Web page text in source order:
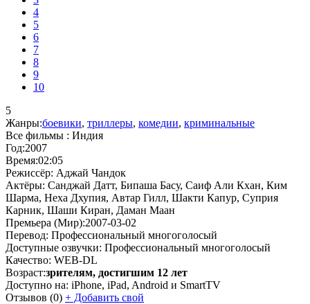
4
5
6
7
8
9
10
5
Жанры:боевики, триллеры, комедии, криминальные
Все фильмы : Индия
Год:2007
Время:02:05
Режиссёр: Аджай Чандок
Актёры: Санджай Датт, Бипаша Басу, Саиф Али Кхан, Ким
Шарма, Неха Дхупия, Автар Гилл, Шакти Капур, Суприя
Карник, Шаши Киран, Даман Маан
Премьера (Мир):2007-03-02
Перевод: Профессиональный многоголосый
Доступные озвучки: Профессиональный многоголосый
Качество: WEB-DL
Возраст:зрителям, достигшим 12 лет
Доступно на: iPhone, iPad, Android и SmartTV
Отзывов (0) + Добавить свой